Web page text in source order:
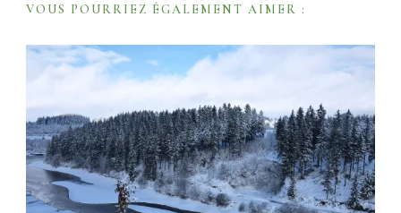
i
o
VOUS POURRIEZ ÉGALEMENT AIMER :